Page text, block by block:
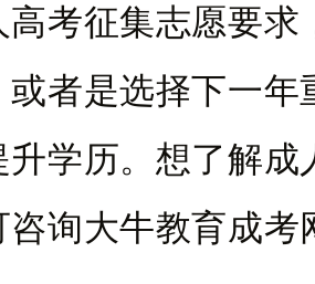
高考征集志愿要求
或者是选择下一
升学历。想了解成
询大牛教育成考